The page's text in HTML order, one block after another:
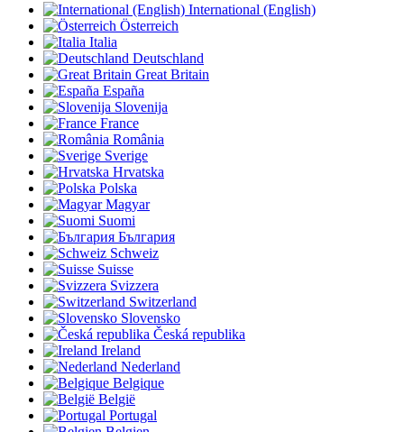
International (English)
Österreich
Italia
Deutschland
Great Britain
España
Slovenija
France
România
Sverige
Hrvatska
Polska
Magyar
Suomi
България
Schweiz
Suisse
Svizzera
Switzerland
Slovensko
Česká republika
Ireland
Nederland
Belgique
België
Portugal